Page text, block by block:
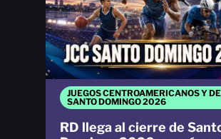
JUEGOS CENTROAMERICANOS Y
SANTO DOMINGO 2026
RD llega al cierre de